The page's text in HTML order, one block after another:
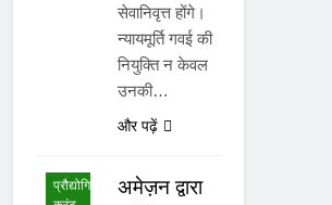
सेवानिवृत्त होंगे।
न्यायमूर्ति गवई की
नियुक्ति न केवल
उनकी…
और पढ़ें
प्रौद्योगिकी
अमेज़न द्वारा